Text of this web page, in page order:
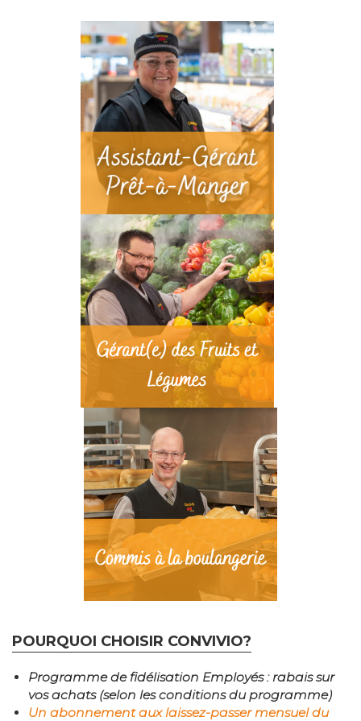
POURQUOI CHOISIR CONVIVIO?
Programme de fidélisation Employés : rabais sur
vos achats (selon les conditions du programme)
Un abonnement aux laissez-passer mensuel du